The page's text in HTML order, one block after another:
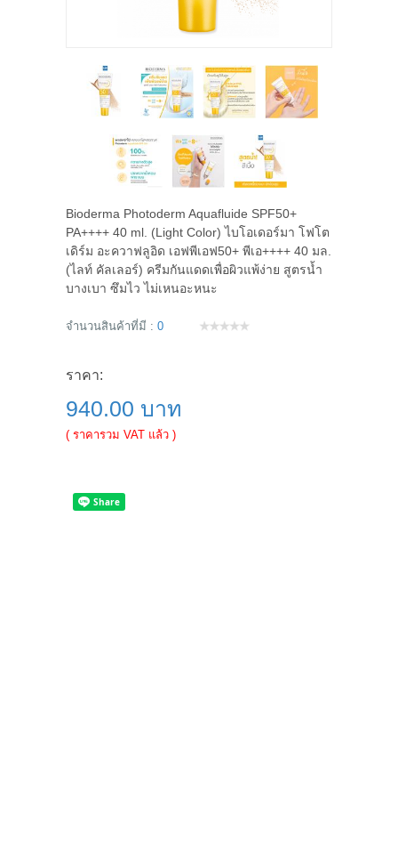
Bioderma Photoderm Aquafluide SPF50+
PA++++ 40 ml. (Light Color) ไบโอเดอร์มา โฟโต
เดิร์ม อะควาฟลูอิด เอฟพีเอฟ50+ พีเอ++++ 40 มล.
(ไลท์ คัลเลอร์) ครีมกันแดดเพื่อผิวแพ้ง่าย สูตรน้ำ
บางเบา ซึมไว ไม่เหนอะหนะ
จำนวนสินค้าที่มี : 0
ราคา:
940.00 บาท
( ราคารวม VAT แล้ว )